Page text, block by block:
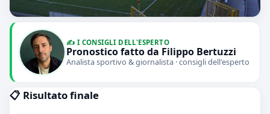
✍️ I CONSIGLI DELL'ESPERTO
Pronostico fatto da Filippo Bertuzzi
Analista sportivo & giornalista · consigli dell'esperto
📋 Risultato finale